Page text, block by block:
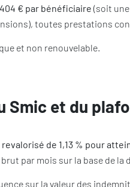
€ par bénéficiaire (soit
toutes prestations
et non renouvelable.
Smic et du
de 1,13 % pour
par mois sur la base de
sur la valeur des